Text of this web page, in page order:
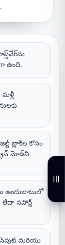
ఉంది.
బ్లాక్‌ల కోసం
మోడ్‌ని
అందుబాటులో
సపోర్ట్
మరియు